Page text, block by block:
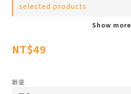
selected products
Show more
NT$49
數量